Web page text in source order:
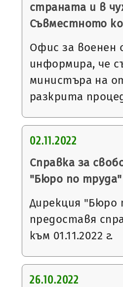
страната и в
Съвместното
Офис за военен
информира, че
министъра на
разкрита
02.11.2022
Справка за
"Бюро по
Дирекция "Бюро
предоставя
към 01.11.2022 г.
26.10.2022